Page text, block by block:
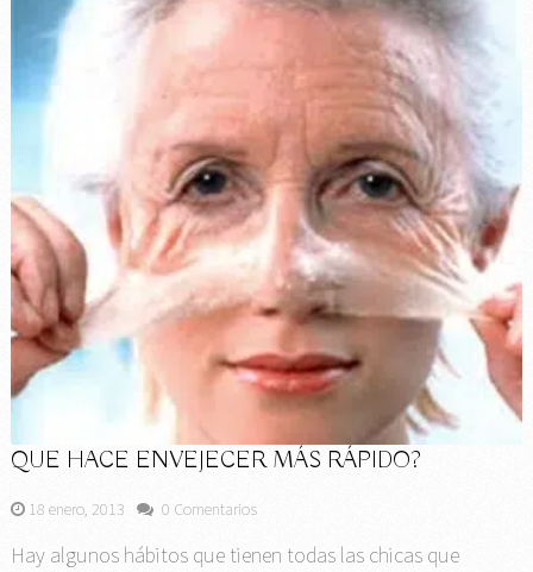
QUE HACE ENVEJECER MÁS RÁPIDO?
18 enero, 2013 0 Comentarios
Hay algunos hábitos que tienen todas las chicas que